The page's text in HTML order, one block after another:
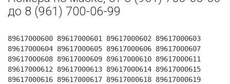
до 8 (961) 700-06-99
89617000600 89617000601 89617000602 89617000603
89617000604 89617000605 89617000606 89617000607
89617000608 89617000609 89617000610 89617000611
89617000612 89617000613 89617000614 89617000615
89617000616 89617000617 89617000618 89617000619